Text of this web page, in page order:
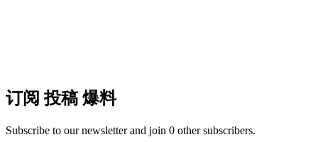
订阅 投稿 爆料
Subscribe to our newsletter and join 0 other subscribers.